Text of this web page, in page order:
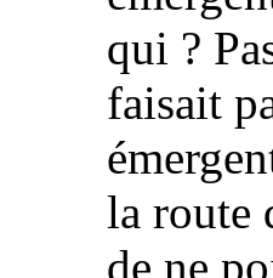
qui ?
faisait
la route
de ne